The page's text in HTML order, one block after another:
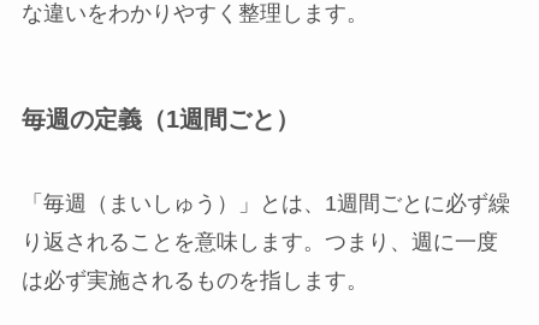
な違いをわかりやすく整理します。
毎週の定義（1週間ごと）
「毎週（まいしゅう）」とは、1週間ごとに必ず繰
り返されることを意味します。つまり、週に一度
は必ず実施されるものを指します。